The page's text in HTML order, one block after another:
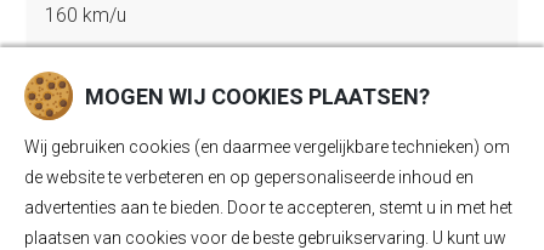
160 km/u
Gewicht
1365 kg
Bagageruimte
MOGEN WIJ COOKIES PLAATSEN?
Wij gebruiken cookies (en daarmee vergelijkbare technieken) om
de website te verbeteren en op gepersonaliseerde inhoud en
advertenties aan te bieden. Door te accepteren, stemt u in met het
plaatsen van cookies voor de beste gebruikservaring. U kunt uw